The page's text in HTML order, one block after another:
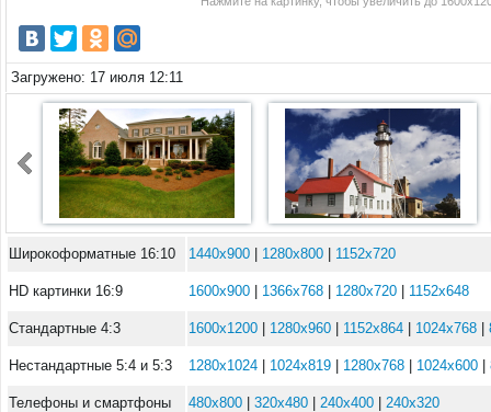
Загружено: 17 июля 12:11
Широкоформатные 16:10 1440x900 1280x800 1152x720
HD картинки 16:9 1600x900 1366x768 1280x720 1152x648
Стандартные 4:3 1600x1200 1280x960 1152x864 1024x768
Нестандартные 5:4 и 5:3 1280x1024 1024x819 1280x768 1024x600
Телефоны и смартфоны 480x800 320x480 240x400 240x320